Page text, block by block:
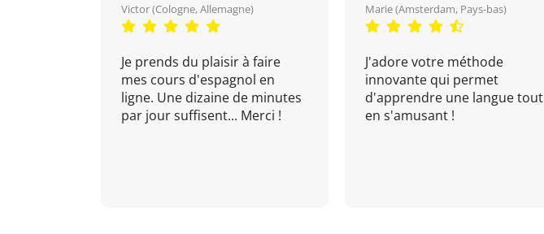
Victor (Cologne, Allemagne)
Je prends du plaisir à faire
mes cours d'espagnol en
ligne. Une dizaine de minutes
par jour suffisent... Merci !
Marie (Amsterdam, Pays-bas)
J'adore votre méthode
innovante qui permet
d'apprendre une langue tout
en s'amusant !